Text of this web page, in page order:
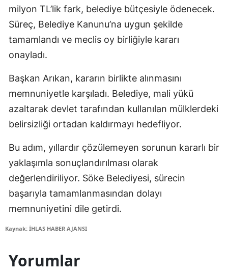
milyon TL’lik fark, belediye bütçesiyle ödenecek.
Süreç, Belediye Kanunu’na uygun şekilde
tamamlandı ve meclis oy birliğiyle kararı
onayladı.
Başkan Arıkan, kararın birlikte alınmasını
memnuniyetle karşıladı. Belediye, mali yükü
azaltarak devlet tarafından kullanılan mülklerdeki
belirsizliği ortadan kaldırmayı hedefliyor.
Bu adım, yıllardır çözülemeyen sorunun kararlı bir
yaklaşımla sonuçlandırılması olarak
değerlendiriliyor. Söke Belediyesi, sürecin
başarıyla tamamlanmasından dolayı
memnuniyetini dile getirdi.
Kaynak: İHLAS HABER AJANSI
Yorumlar